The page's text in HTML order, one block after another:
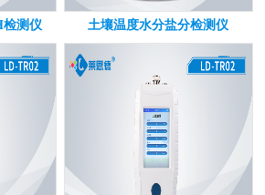
检测仪 土壤温度水分盐分检测仪